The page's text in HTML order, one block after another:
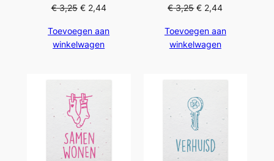
€3,25 €2,44
Toevoegen aan
winkelwagen
€3,25 € 2,44
Toevoegen aan
winkelwagen